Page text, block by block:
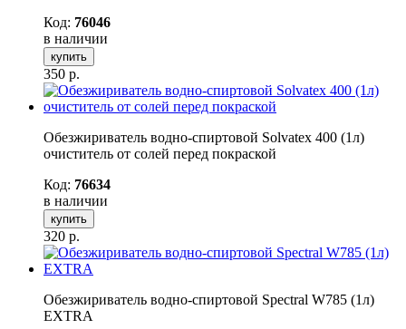
Код: 76046
в наличии
купить
350 р.
Обезжириватель водно-спиртовой Solvatex 400 (1л)
очиститель от солей перед покраской
Код: 76634
в наличии
купить
320 р.
Обезжириватель водно-спиртовой Spectral W785 (1л)
EXTRA